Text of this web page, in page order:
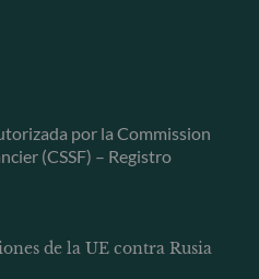
por la Commission
(CSSF) – Registro
de la UE contra Rusia